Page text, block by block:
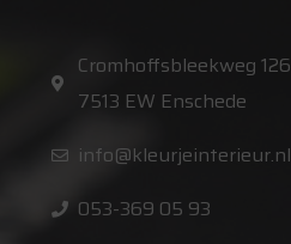
Cromhoffsbleekweg 126
7513 EW Enschede
info@kleurjeinterieur.nl
053-369 05 93